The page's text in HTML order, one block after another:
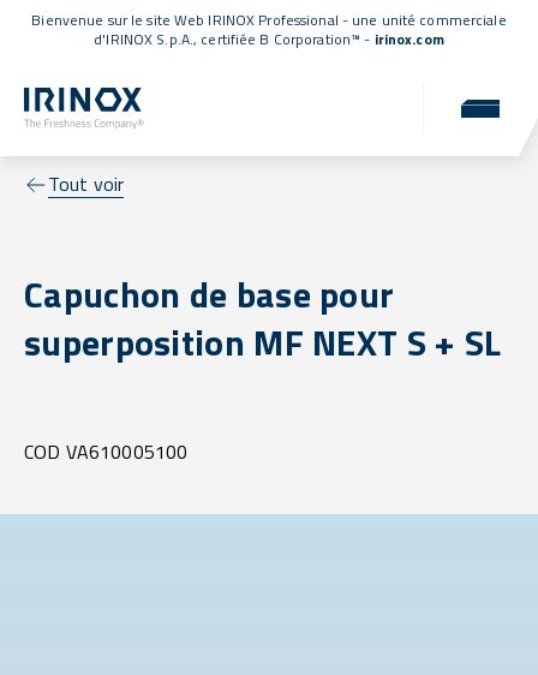
Bienvenue sur le site Web IRINOX Professional - une unité commerciale
d'IRINOX S.p.A., certifiée B Corporation™ - irinox.com
Tout voir
Capuchon de base pour
superposition MF NEXT S + SL
COD VA610005100